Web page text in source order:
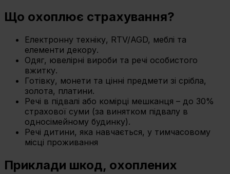
Що охоплює страхування?
Електронну техніку, RTV/AGD, меблі та
елементи декору.
Одяг, ювелірні вироби та речі особистого
вжитку.
Готівку, монети та цінні предмети зі срібла,
золота, платини.
Речі в підвалі або комірці мешканця – до 30%
страхової суми (за винятком підвалу в
односімейному будинку).
Речі дитини, яка навчається, у тимчасовому
місці проживання
Приклади шкод, охоплених